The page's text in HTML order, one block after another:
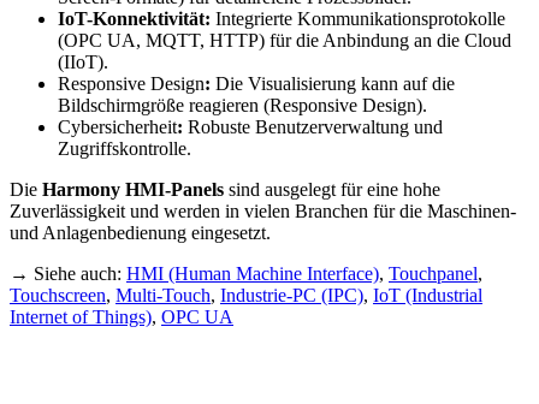
IoT-Konnektivität: Integrierte Kommunikationsprotokolle
(OPC UA, MQTT, HTTP) für die Anbindung an die Cloud
(IIoT).
Responsive Design: Die Visualisierung kann auf die
Bildschirmgröße reagieren (Responsive Design).
Cybersicherheit: Robuste Benutzerverwaltung und
Zugriffskontrolle.
Die Harmony HMI-Panels sind ausgelegt für eine hohe
Zuverlässigkeit und werden in vielen Branchen für die Maschinen-
und Anlagenbedienung eingesetzt.
→ Siehe auch: HMI (Human Machine Interface), Touchpanel,
Touchscreen, Multi-Touch, Industrie-PC (IPC), IoT (Industrial
Internet of Things), OPC UA